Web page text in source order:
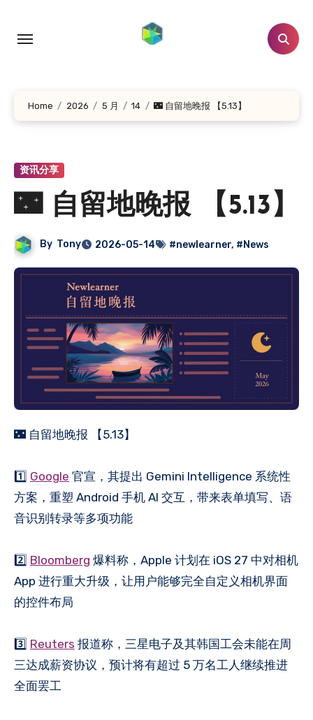
Home 2026 5 月 14 🌃 自留地晚报 【5.13】
资讯分享
🌃 自留地晚报 【5.13】
By Tony 2026-05-14 #newlearner, #News
🌃 自留地晚报 【5.13】
1️⃣ Google 官宣，其提出 Gemini Intelligence 系统性
方案，重塑 Android 手机 AI 交互，带来表单填写、语
音识别转录等多项功能
2️⃣ Bloomberg 爆料称，Apple 计划在 iOS 27 中对相机
App 进行重大升级，让用户能够完全自定义相机界面
的控件布局
3️⃣ Reuters 报道称，三星电子及其韩国工会未能在周
三达成薪资协议，预计将有超过 5 万名工人继续推进
全面罢工